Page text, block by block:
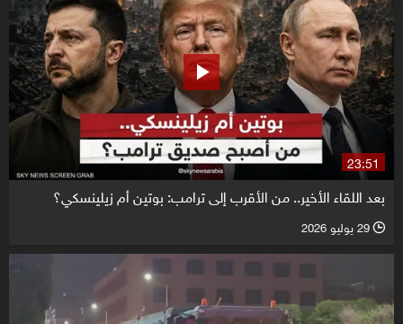
23:51
بعد اللقاء الأخير.. من الأقرب إلى ترامب: بوتين أم زيلينسكي؟
l 29 يوليو 2026